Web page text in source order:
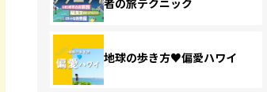
地球の歩き方♥偏愛ハワイ